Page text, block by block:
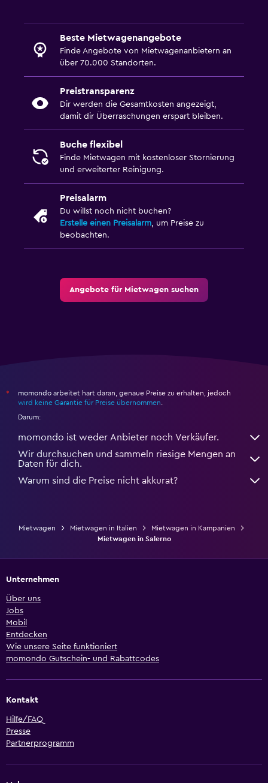
Beste Mietwagenangebote
Finde Angebote von Mietwagenanbietern an
über 70.000 Standorten.
Preistransparenz
Dir werden die Gesamtkosten angezeigt,
damit dir Überraschungen erspart bleiben.
Buche flexibel
Finde Mietwagen mit kostenloser Stornierung
und erweiterter Reinigung.
Preisalarm
Du willst noch nicht buchen?
Erstelle einen Preisalarm, um Preise zu
beobachten.
Angebote für Mietwagen suchen
*
momondo arbeitet hart daran, genaue Preise zu erhalten, jedoch
wird keine Garantie für Preise übernommen
Darum:
momondo ist weder Anbieter noch Verkäufer.
Wir durchsuchen und sammeln riesige Mengen an
Daten für dich.
Warum sind die Preise nicht akkurat?
Mietwagen Mietwagen in Italien
Mietwagen in Kampanien
Mietwagen in Salerno
Unternehmen
Über uns
Jobs
Mobil
Entdecken
Wie unsere Seite funktioniert
momondo Gutschein- und Rabattcodes
Kontakt
Hilfe/FAQ
Presse
Partnerprogramm